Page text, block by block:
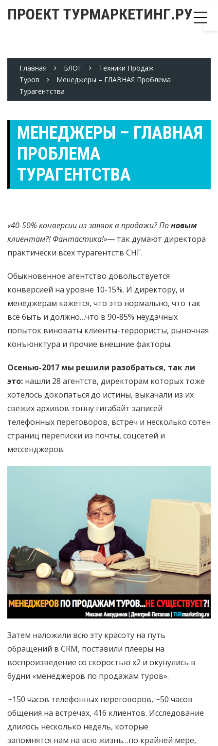
ПРОЕКТ ТУРМАРКЕТИНГ.РУ
Главная БЛОГ
Техники Продаж
Туров
Менеджеры – ГЛАВНАЯ Проблема
Турагентства
МЕНЕДЖЕРЫ – ГЛАВНАЯ
ПРОБЛЕМА
ТУРАГЕНТСТВА
«40-50% конверсии из заявок в продажи? Поновым
клиентам?! Фантастика!»— так думают директора
практически всех турагентств СНГ.
Обыкновенное агентство довольствуется
конверсией на уровне 10-15%. И директору, и
менеджерам кажется, что это нормально, что так
всё быть и должно…что в 90-85% неудачных
попыток виноваты клиенты-террористы, рыночная
конъюнктура и прочие внешние факторы.
Осенью-2017 мы решили разобраться, так ли
это: нашли 28 агентств, директорам которых тоже
хотелось докопаться до истины, выкачали из их
свежих архивов тонну гигабайт записей
телефонных переговоров, встреч и несколько сотен
страниц переписки из почты, соцсетей и
мессенджеров.
Затем наложили всю эту красоту на путь
обращений в CRM, поставили плееры на
воспроизведение со скоростью х2 и окунулись в
будни «менеджеров по продажам туров».
~150 часов телефонных переговоров, ~50 часов
общения на встречах, 416 клиентов. Исследование
длилось несколько недель, которые
запомнятся нам на всю жизнь…по крайней мере,